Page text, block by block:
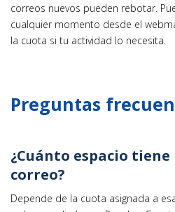
correos nuevos pueden rebotar.
cualquier momento desde el
la cuota si tu actividad lo necesita.
Preguntas
¿Cuánto espacio
correo?
Depende de la cuota asignada a